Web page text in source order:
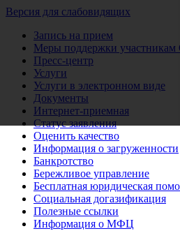
Версия для слабовидящих
Запись на прием
Меры поддержки
Пресс-центр
Услуги
Услуги в электронном виде
Документы
Интернет-приемная
Статус заявления
Оценить качество
Информация о загруженности
Банкротство
Бережливое управление
Бесплатная юридическая
Социальная догазификация
Полезные ссылки
Информация о МФЦ